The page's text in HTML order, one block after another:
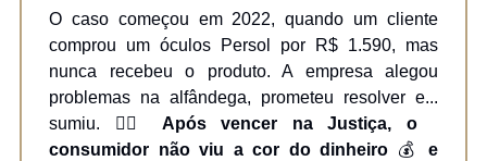
O caso começou em 2022, quando um cliente
comprou um óculos Persol por R$ 1.590, mas
nunca recebeu o produto. A empresa alegou
problemas na alfândega, prometeu resolver e...
sumiu. 🏃‍♂️ Após vencer na Justiça, o
consumidor não viu a cor do dinheiro 💰e